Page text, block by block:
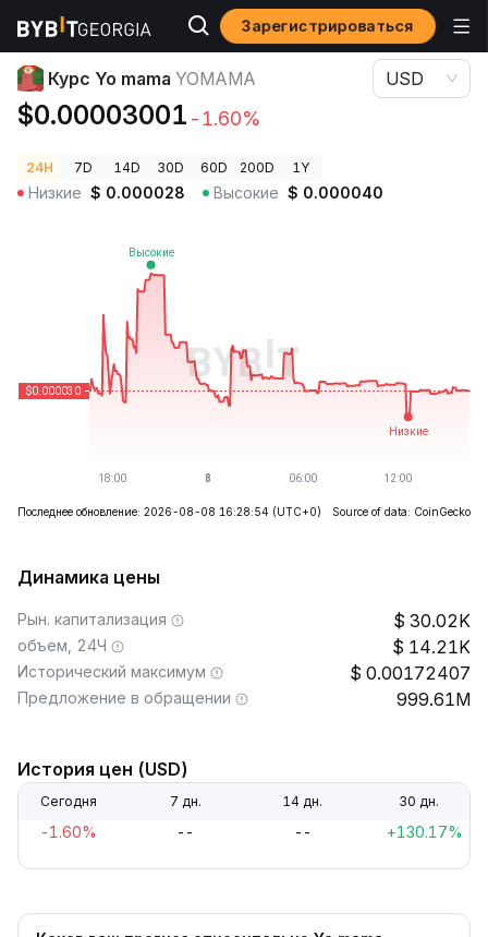
Зарегистрироваться
Цены криптовалют Курс Yo mama YOMAMA
Курс Yo mama YOMAMA
$0.00003001 -1.60%
USD
24H 7D 14D 30D 60D 200D 1Y
Низкие $ 0.000028 Высокие $ 0.000040
Последнее обновление: 2026-08-08 16:28:54 (UTC+0) Source of data: CoinGecko
Динамика цены
Рын. капитализация 30.02K
объем, 24Ч 14.21K
Исторический максимум 0.00172407
Предложение в обращении 999.61M
История цен (USD)
Сегодня 7 дн. 14 дн. 30 дн.
-1.60% -- -- +130.17%